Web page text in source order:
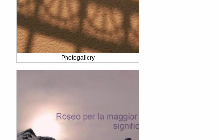
Photogallery